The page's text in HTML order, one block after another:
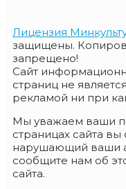
Лицензия
защищены.
запрещено!
Сайт
страниц не
рекламой ни при
Мы уважаем ваши
страницах сайта
нарушающий ваши
сообщите нам об
сайта.